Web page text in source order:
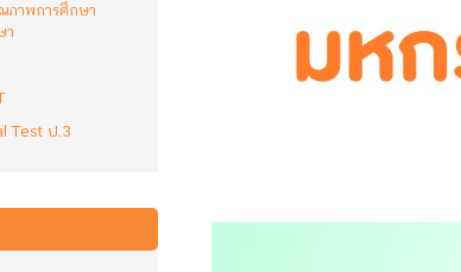
ภาพการศึกษา
า
Test ป.3